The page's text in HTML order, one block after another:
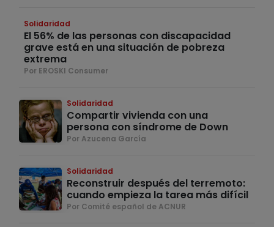
Solidaridad
El 56% de las personas con discapacidad
grave está en una situación de pobreza
extrema
Por EROSKI Consumer
Solidaridad
Compartir vivienda con una
persona con síndrome de Down
Por Azucena García
Solidaridad
Reconstruir después del terremoto:
cuando empieza la tarea más difícil
Por Comité español de ACNUR